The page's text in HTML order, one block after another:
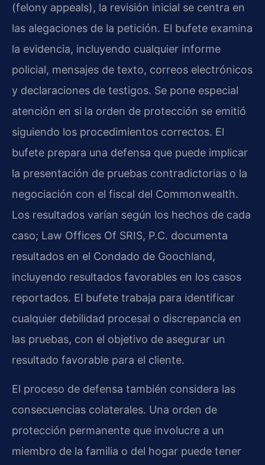
(felony appeals), la revisión inicial se centra en
las alegaciones de la petición. El bufete examina
la evidencia, incluyendo cualquier informe
policial, mensajes de texto, correos electrónicos
y declaraciones de testigos. Se pone especial
atención en si la orden de protección se emitió
siguiendo los procedimientos correctos. El
bufete prepara una defensa que puede implicar
la presentación de pruebas contradictorias o la
negociación con el fiscal del Commonwealth.
Los resultados varían según los hechos de cada
caso; Law Offices Of SRIS, P.C. documenta
resultados en el Condado de Goochland,
incluyendo resultados favorables en los casos
reportados. El bufete trabaja para identificar
cualquier debilidad procesal o discrepancia en
las pruebas, con el objetivo de asegurar un
resultado favorable para el cliente.
El proceso de defensa también considera las
consecuencias colaterales. Una orden de
protección permanente que involucre a un
miembro de la familia o del hogar puede tener